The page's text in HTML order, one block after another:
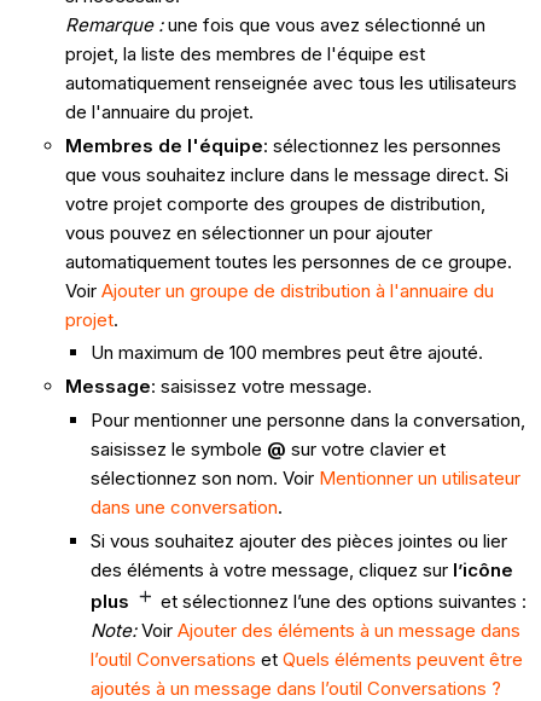
Remarque :une fois que vous avez sélectionné un
projet, la liste des membres de l'équipe est
automatiquement renseignée avec tous les utilisateurs
de l'annuaire du projet.
Membres de l'équipe: sélectionnez les personnes
que vous souhaitez inclure dans le message direct. Si
votre projet comporte des groupes de distribution,
vous pouvez en sélectionner un pour ajouter
automatiquement toutes les personnes de ce groupe.
Voir Ajouter un groupe de distribution à l'annuaire du
projet.
Un maximum de 100 membres peut être ajouté.
Message: saisissez votre message.
Pour mentionner une personne dans la conversation,
saisissez le symbole @ sur votre clavier et
sélectionnez son nom. Voir Mentionner un utilisateur
dans une conversation.
Si vous souhaitez ajouter des pièces jointes ou lier
des éléments à votre message, cliquez sur l’icône
plus
et sélectionnez l’une des options suivantes :
Note:Voir Ajouter des éléments à un message dans
l’outil Conversations et Quels éléments peuvent être
ajoutés à un message dans l’outil Conversations ?